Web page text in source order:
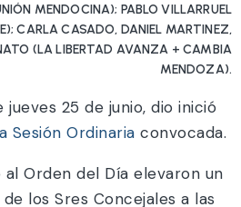
MENDOCINA); PABLO VILLARRUEL
CARLA CASADO, DANIEL MARTINEZ,
(LA LIBERTAD AVANZA + CAMBIA
MENDOZA).
jueves 25 de junio, dio inició
Sesión Ordinaria convocada.
al Orden del Día elevaron un
los Sres Concejales a las